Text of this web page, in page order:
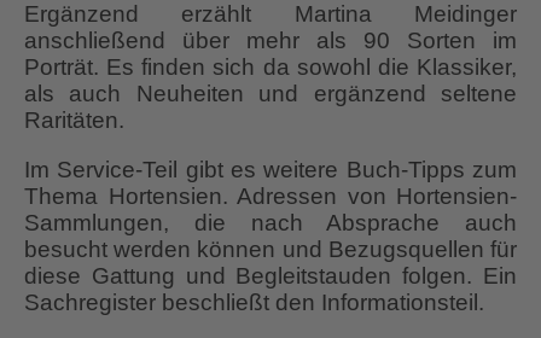
Ergänzend erzählt Martina Meidinger
anschließend über mehr als 90 Sorten im
Porträt. Es finden sich da sowohl die Klassiker,
als auch Neuheiten und ergänzend seltene
Raritäten.
Im Service-Teil gibt es weitere Buch-Tipps zum
Thema Hortensien. Adressen von Hortensien-
Sammlungen, die nach Absprache auch
besucht werden können und Bezugsquellen für
diese Gattung und Begleitstauden folgen. Ein
Sachregister beschließt den Informationsteil.